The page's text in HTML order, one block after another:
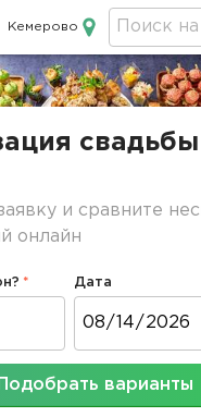
Кейтеринг в
Кемерово
и сравните
онлайн
Дата
Подобрать варианты